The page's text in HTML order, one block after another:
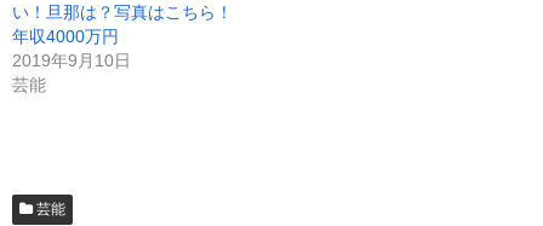
い！旦那は？写真はこちら！
年収4000万円
2019年9月10日
芸能
芸能